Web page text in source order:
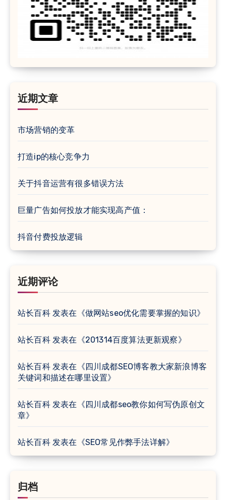
近期文章
市场营销的变革
打造ip的核心竞争力
关于抖音运营有很多错误方法
巨量广告如何投放才能实现高产值：
抖音付费投放逻辑
近期评论
站长百科发表在《做网站seo优化需要掌握的知识》
站长百科发表在《201314百度算法更新观察》
站长百科发表在《四川成都SEO博客教大家新浪博客
关键词和描述在哪里设置》
站长百科发表在《四川成都seo教你如何写伪原创文
章》
站长百科发表在《SEO常见作弊手法详解》
归档